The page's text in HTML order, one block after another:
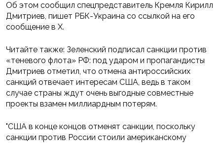
Об этом сообщил спецпредставитель Кремля Кирилл
Дмитриев, пишет РБК-Украина со ссылкой на его
сообщение в Х.
Читайте также: Зеленский подписал санкции против
«теневого флота» РФ: под ударом и пропагандисты
Дмитриев отметил, что отмена антироссийских
санкций отвечает интересам США, ведь в таком
случае страны ждут очень выгодные совместные
проекты взамен миллиардным потерям.
"США в конце концов отменят санкции, поскольку
санкции против России стоили американскому